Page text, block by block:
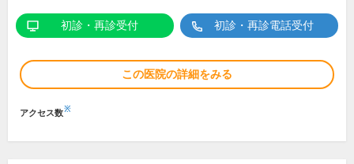
初診・再診受付 初診・再診電話受付
この医院の詳細をみる
アクセス数※